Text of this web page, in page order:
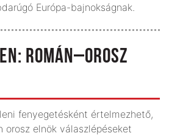
Európa-bajnokságnak.
ROMÁN–OROSZ
fenyegetésként értelmezhető,
orosz elnök válaszlépéseket